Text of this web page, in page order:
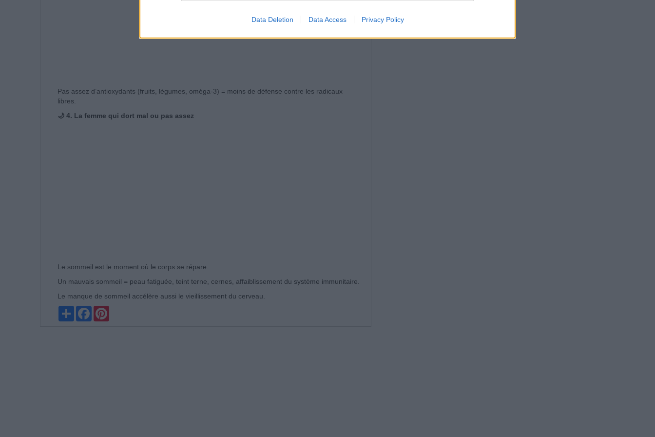
Data Deletion Data Access Privacy Policy
Pas assez d’antioxydants (fruits, légumes, oméga-3) = moins de défense contre les radicaux
libres.
🌙 4. La femme qui dort mal ou pas assez
Le sommeil est le moment où le corps se répare.
Un mauvais sommeil = peau fatiguée, teint terne, cernes, affaiblissement du système immunitaire.
Le manque de sommeil accélère aussi le vieillissement du cerveau.
PartagerFacebook